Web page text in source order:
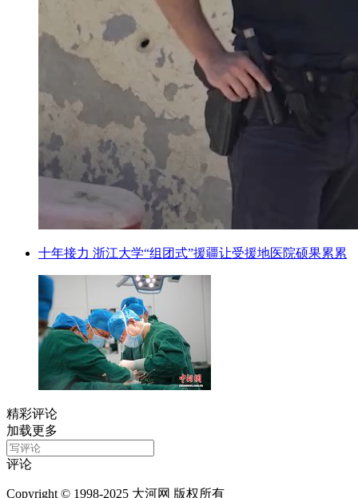
十年接力 浙江大学“组团式”援疆让受援地医院硕果累累
精彩评论
加载更多
评论
Copyright © 1998-2025 大河网 版权所有